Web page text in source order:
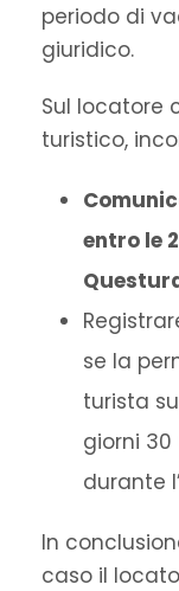
periodo di
giuridico.
Sul locatore
turistico,
entro le
se la
turista
giorni
durante
In
caso il